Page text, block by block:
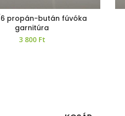
propán-bután fúvóka
garnitúra
3 800 Ft